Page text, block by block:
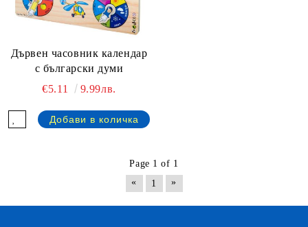
Дървен часовник календар
с български думи
€5.11
9.99лв.
Page 1 of 1
«
1 »